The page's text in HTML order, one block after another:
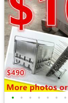
• • • • • • •